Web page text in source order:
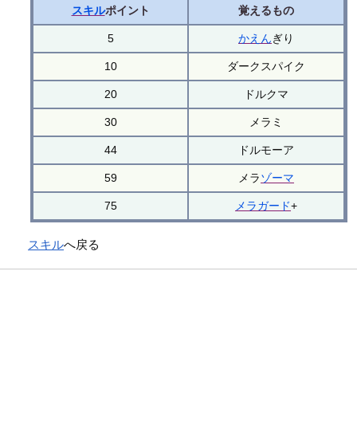
スキルポイント 覚えるもの
5 かえんぎり
10 ダークスパイク
20 ドルクマ
30 メラミ
44 ドルモーア
59 メラゾーマ
75 メラガード+
スキルへ戻る